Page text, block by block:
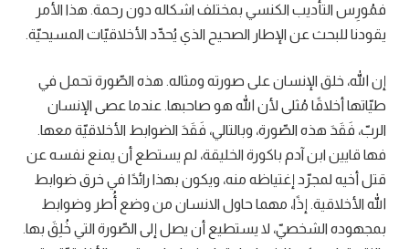
فمُورِس التأديب الكنسي بمختلف اشكاله دون رحمة. هذا الأمر
يقودنا للبحث عن الإطار الصحيح الذي يُحدِّد الأخلاقيّات المسيحيّة.
إن الله، خلق الإنسان على صورته ومثاله. هذه الصّورة تحمل في
طيّاتها أخلاقًا مُثلى لأن الله هو صاحبها. عندما عصى الإنسان
الربّ، فَقَدَ هذه الصّورة، وبالتالي، فَقَدَ الضوابط الأخلاقيّة معها.
فها قايين ابن آدم باكورة الخليقة، لم يستطع أن يمنع نفسه عن
قتل أخيه لمجرّد إغتياظه منه، ويكون بهذا رائدًا في خرق ضوابط
الله الأخلاقية. إذًا، مهما حاول الانسان من وضع أُطر وضوابط
بمجهوده الشخصيّ، لا يستطيع أن يصل إلى الصّورة التي خُلِقَ بها.